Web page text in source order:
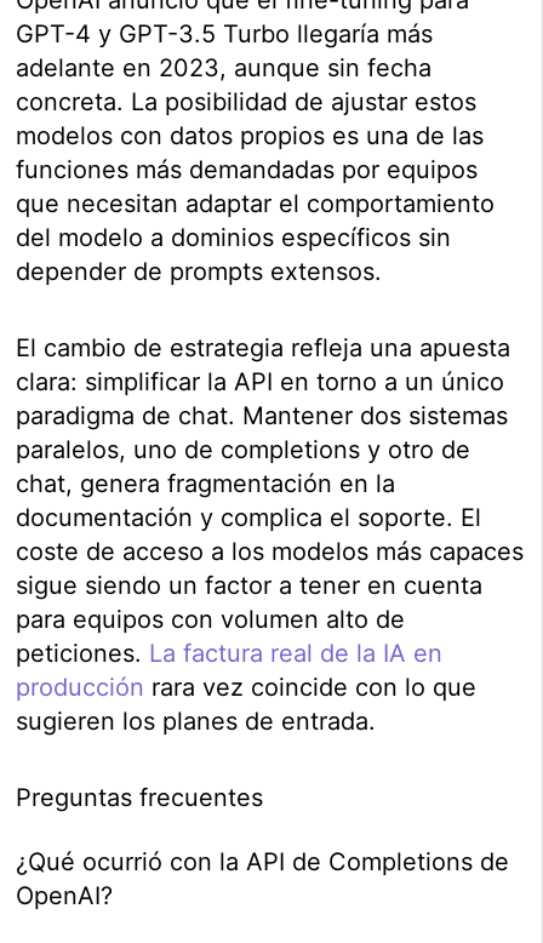
GPT-4 y GPT-3.5 Turbo llegaría más
adelante en 2023, aunque sin fecha
concreta. La posibilidad de ajustar estos
modelos con datos propios es una de las
funciones más demandadas por equipos
que necesitan adaptar el comportamiento
del modelo a dominios específicos sin
depender de prompts extensos.
El cambio de estrategia refleja una apuesta
clara: simplificar la API en torno a un único
paradigma de chat. Mantener dos sistemas
paralelos, uno de completions y otro de
chat, genera fragmentación en la
documentación y complica el soporte. El
coste de acceso a los modelos más capaces
sigue siendo un factor a tener en cuenta
para equipos con volumen alto de
peticiones. La factura real de la IA en
producción rara vez coincide con lo que
sugieren los planes de entrada.
Preguntas frecuentes
¿Qué ocurrió con la API de Completions de
OpenAI?